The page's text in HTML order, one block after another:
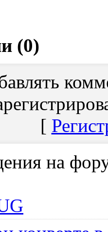
(0)
[
на